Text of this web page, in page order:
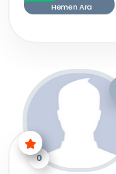
Hemen Ara
0